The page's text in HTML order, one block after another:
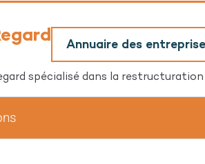
Annuaire des
spécialisé dans la